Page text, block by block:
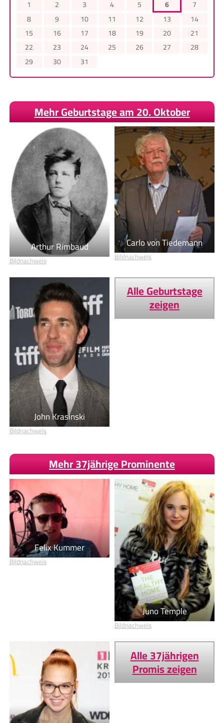
1 2 3 4 5 6
7
8
9 10 11 12 13
14
15
16 17 18 19 20
21
22
23 24 25 26 27
28
29
30 31
Mehr Geburtstage am 20. Oktober
Arthur Rimbaud
Bildnachweis
Carlo von Tiedemann
Bildnachweis
John Krasinski
Bildnachweis
Alle Geburtstage
zeigen
Mehr 37jährige Prominente
Felix Kummer
Bildnachweis
Juno Temple
Bildnachweis
Alle 37jährigen
Promis zeigen